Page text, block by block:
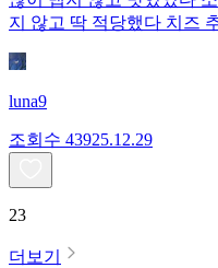
지 않고 딱 적당했다 치즈
luna9
조회수 43925.12.29
23
더보기